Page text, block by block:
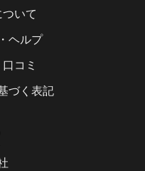
いて
ヘルプ
コミ
づく表記